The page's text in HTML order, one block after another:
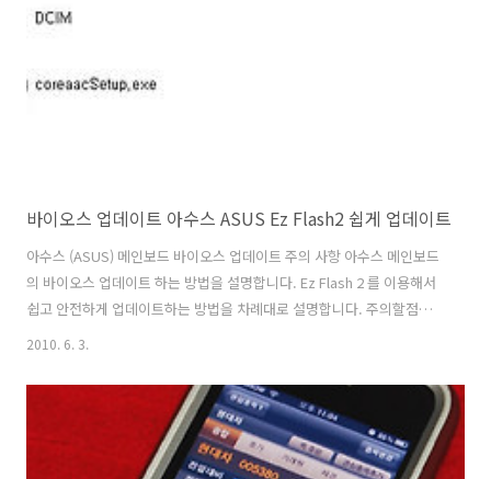
블로그를 열심히 하는 사람은 안정적인 수익을 받을 수 있는 구조가 되었
바이오스 업데이트 아수스 ASUS Ez Flash2 쉽게 업데이트
아수스 (ASUS) 메인보드 바이오스 업데이트 주의 사항 아수스 메인보드
의 바이오스 업데이트 하는 방법을 설명합니다. Ez Flash 2 를 이용해서
쉽고 안전하게 업데이트하는 방법을 차례대로 설명합니다. 주의할점은
절대적으로 그 메인보드에 정확히 맞는 바이오스 롬 을 구해야하며 바이
(ASUS) 메인보드 바이오스 업데이트 준비
http://support.asus.com/download/download.aspx?
SLanguage=en-us 위 다운로드 사이트에서 자신의 메인보드를 선택
후 바이오스 롬파일(BIOS ROM)을 다운로드 합니다. 제 경우는 P5K
2010. 6. 3.